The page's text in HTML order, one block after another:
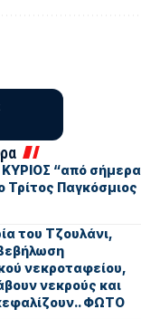
“από σήμερα
Τρίτος Παγκόσμιος
του Τζουλάνι,
νεκροταφείου,
νεκρούς και
ΦΩΤΟ